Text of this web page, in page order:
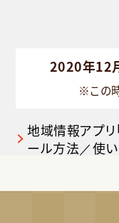
2020年12
※この
地域情報アプリ
ール方法／使